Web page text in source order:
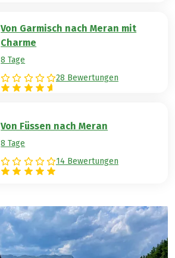
Von Garmisch nach Meran mit
Charme
8 Tage
28 Bewertungen
Von Füssen nach Meran
8 Tage
14 Bewertungen